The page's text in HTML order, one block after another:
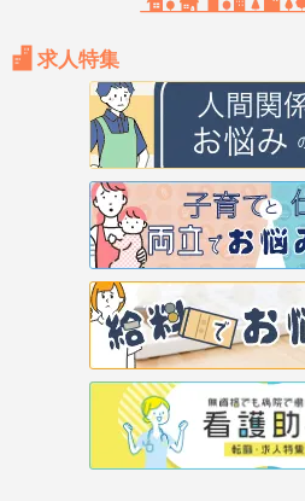
求人特集